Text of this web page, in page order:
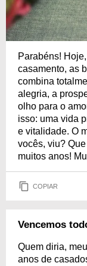
Parabéns!
casamento, as
combina
alegria, a
olho para o
isso: uma vida
e vitalidade. O
vocês, viu?
muitos anos!
COPIAR
Vencemos
Quem diria,
anos de